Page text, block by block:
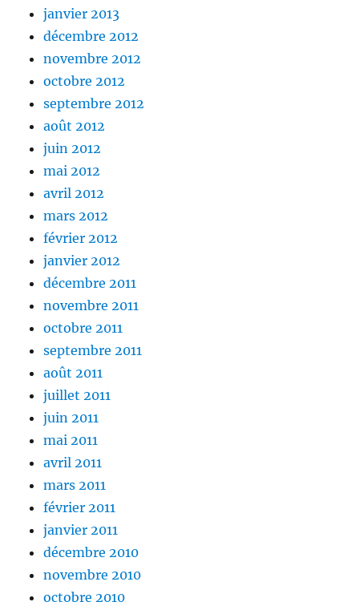
janvier 2013
décembre 2012
novembre 2012
octobre 2012
septembre 2012
août 2012
juin 2012
mai 2012
avril 2012
mars 2012
février 2012
janvier 2012
décembre 2011
novembre 2011
octobre 2011
septembre 2011
août 2011
juillet 2011
juin 2011
mai 2011
avril 2011
mars 2011
février 2011
janvier 2011
décembre 2010
novembre 2010
octobre 2010